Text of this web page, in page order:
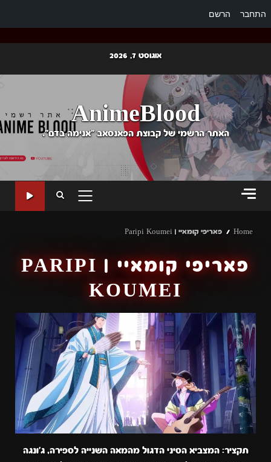
התחבר הרשם
content
אוגוסט 7, 2026
AnimeBlood
האתר הרשמי של קבוצת הפאנסאב "אנימה בדם".
PRIMARY
Home פאריפי קומאיי | Paripi Koumei
פאריפי קומאיי | PARIPI
KOUMEI
תקציר: המצביא הסיני הדגול מהמאה השנייה לספירה, ג'ונגה